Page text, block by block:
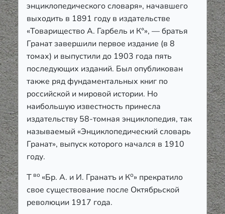
энциклопедического словаря», начавшего
выходить в 1891 году в издательстве
«Товарищество А. Гарбель и К°», — братья
Гранат завершили первое издание (в 8
томах) и выпустили до 1903 года пять
последующих изданий. Был опубликован
также ряд фундаментальных книг по
российской и мировой истории. Но
наибольшую известность принесла
издательству 58-томная энциклопедия, так
называемый «Энциклопедический словарь
Гранат», выпуск которого начался в 1910
году.
Т во «Бр. А. и И. Гранатъ и Ко» прекратило
свое существование после Октябрьской
революции 1917 года.